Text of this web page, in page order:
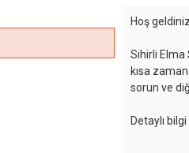
Hoş
Sihirli Elma
kısa
sorun ve
Detaylı